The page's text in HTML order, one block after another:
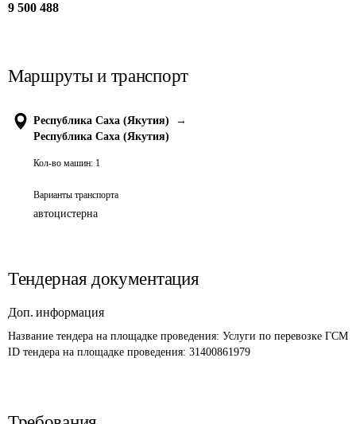
9 500 488
Маршруты и транспорт
Республика Саха (Якутия)
→
Республика Саха (Якутия)
Кол-во машин: 1
Варианты транспорта
автоцистерна
Тендерная документация
Доп. информация
Название тендера на площадке проведения: Услуги по перевозке ГСМ
ID тендера на площадке проведения: 31400861979